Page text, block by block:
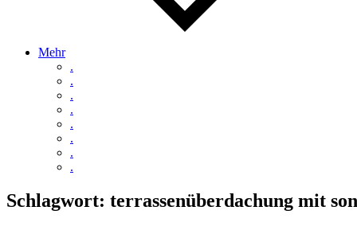
Mehr
.
.
.
.
.
.
.
.
Schlagwort: terrassenüberdachung mit